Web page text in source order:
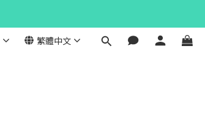
繁體中文